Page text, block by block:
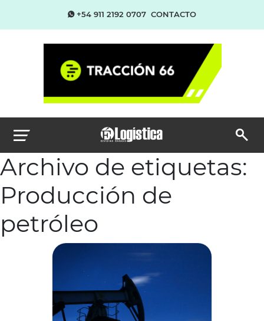
+54 911 2192 0707 CONTACTO
Archivo de etiquetas:
Producción de
petróleo